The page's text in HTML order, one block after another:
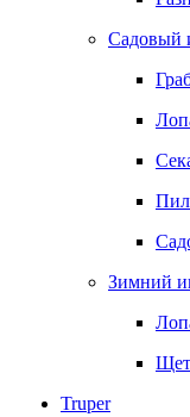
Садовый
Зимний
Truper